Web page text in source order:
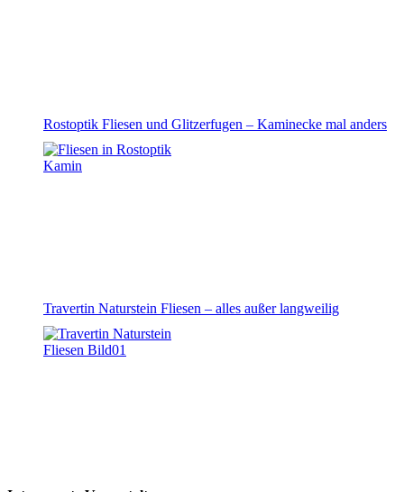
Rostoptik Fliesen und Glitzerfugen – Kaminecke mal anders
Travertin Naturstein Fliesen – alles außer langweilig